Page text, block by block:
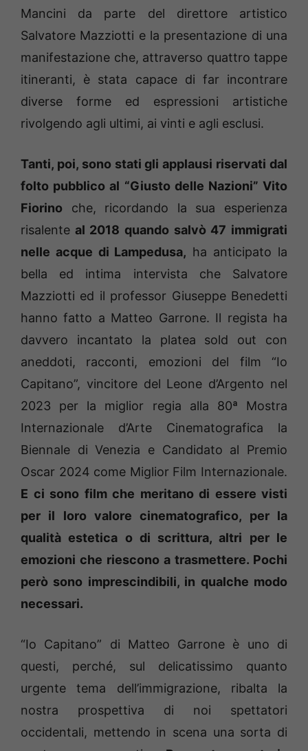
Mancini da parte del direttore artistico
Salvatore Mazziotti e la presentazione di una
manifestazione che, attraverso quattro tappe
itineranti, è stata capace di far incontrare
diverse forme ed espressioni artistiche
rivolgendo agli ultimi, ai vinti e agli esclusi.
Tanti, poi, sono stati gli applausi riservati dal
folto pubblico al “Giusto delle Nazioni” Vito
Fiorino che, ricordando la sua esperienza
risalente al 2018 quando salvò 47 immigrati
nelle acque di Lampedusa, ha anticipato la
bella ed intima intervista che Salvatore
Mazziotti ed il professor Giuseppe Benedetti
hanno fatto a Matteo Garrone. Il regista ha
davvero incantato la platea sold out con
aneddoti, racconti, emozioni del film “Io
Capitano”, vincitore del Leone d’Argento nel
2023 per la miglior regia alla 80ª Mostra
Internazionale d’Arte Cinematografica la
Biennale di Venezia e Candidato al Premio
Oscar 2024 come Miglior Film Internazionale.
E ci sono film che meritano di essere visti
per il loro valore cinematografico, per la
qualità estetica o di scrittura, altri per le
emozioni che riescono a trasmettere. Pochi
però sono imprescindibili, in qualche modo
necessari.
“Io Capitano” di Matteo Garrone è uno di
questi, perché, sul delicatissimo quanto
urgente tema dell’immigrazione, ribalta la
nostra prospettiva di noi spettatori
occidentali, mettendo in scena una sorta di